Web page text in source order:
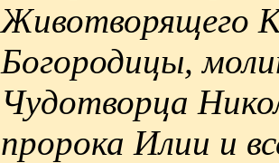
Животворящего
Богородицы,
Чудотворца
пророка Илии и